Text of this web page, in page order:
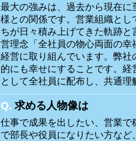
最大の強みは、過去から現在
様との関係です。営業組織と
ちが日々積み上げてきた軌跡
営理念「全社員の物心両面の
経営に取り組んでいます。弊
的にも幸せにすることです。経
として全社員に配布し、共通理
Q. 求める人物像は
仕事で成果を出したい、営業
で部長や役員になりたい方な